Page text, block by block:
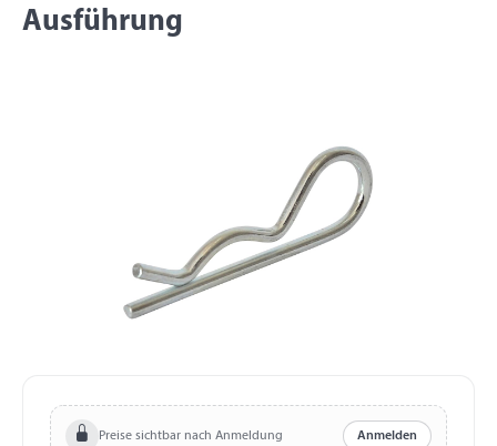
Ausführung
Preise sichtbar nach Anmeldung Anmelden